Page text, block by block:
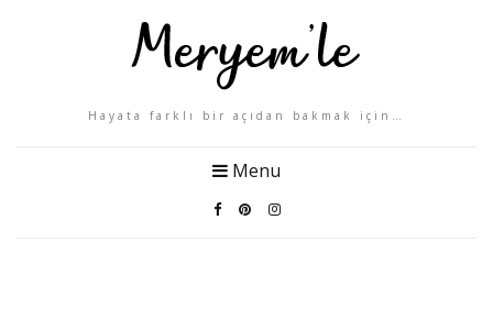
Hayata farklı bir açıdan bakmak için…
Menu